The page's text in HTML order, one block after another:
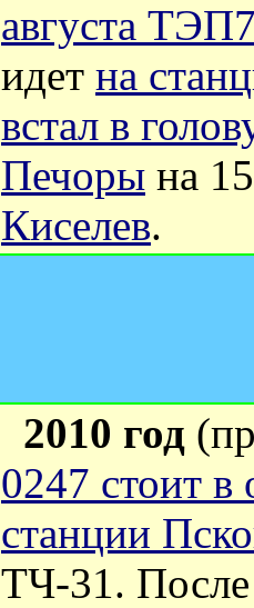
августа
идет на
встал в
Печоры на
Киселев.
2010 год
0247 стоит в
станции
ТЧ-31. После